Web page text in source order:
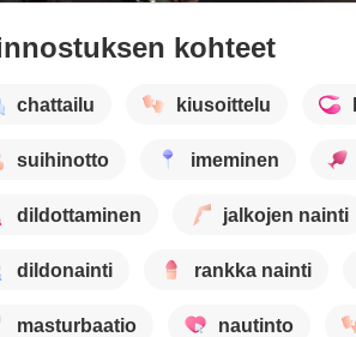
kohteet
chattailu kiusoittelu
suihinotto imeminen
dildottaminen jalkojen nainti
dildonainti rankka nainti
masturbaatio nautinto